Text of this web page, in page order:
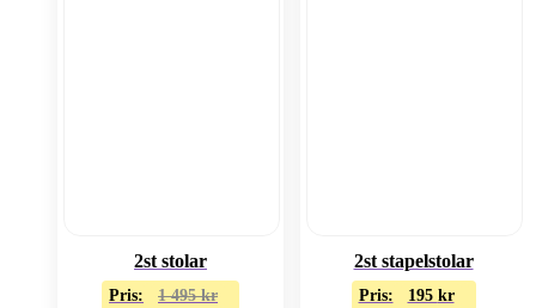
2st stolar
Pris: 1 495kr
2st stapelstolar
Pris: 195 kr